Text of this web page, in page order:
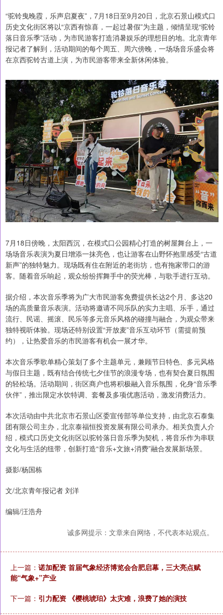
“驼铃曳晚霞，乐声启夏夜”，7月18日至9月20日，北京石景山模式口
历史文化街区将以“京西有惊喜，一起过暑假”为主题，倾情呈现“驼铃
落日音乐季”活动，为市民游客打造消暑娱乐的理想目的地。北京青年
报记者了解到，活动期间的每个周五、周六傍晚，一场场音乐盛会将
在京西驼铃古道上演，为市民游客带来全新休闲体验。
7月18日傍晚，太阳西沉，在模式口公园精心打造的树屋舞台上，一
场场音乐表演为夏日增添一抹亮色，也让游客在山野怀抱里感受“古道
新声”的独特魅力。现场既有住在附近的老街坊，也有拖家带口的游
客。随着音乐响起，观众纷纷挥舞手中的荧光棒，与歌手进行互动。
据介绍，本次音乐季将为广大市民游客免费提供长达2个月、多达20
场的高质量音乐表演。活动将邀请不同乐队的实力主唱、乐手，通过
流行、民谣、摇滚、民乐等多元音乐风格的碰撞与融合，为观众带来
独特视听体验。现场还特别设置“开放麦”音乐互动环节（需提前预
约），让热爱音乐的市民游客有机会一展才华。
本次音乐季歌单精心策划了多个主题单元，兼顾节日特色、多元风格
与假日主题，既有结合传统七夕佳节的浪漫专场，也有契合夏日氛围
的轻松场。活动期间，街区商户也将积极融入音乐氛围，化身“音乐季
伙伴”，推出限定水饮特调、套餐及多项优惠活动，激发消费活力。
本次活动由中共北京市石景山区委宣传部等单位支持，由北京石泰集
团有限公司主办，北京泰福恒投资发展有限公司承办。相关负责人介
绍，模式口历史文化街区以驼铃落日音乐季为契机，将音乐作为串联
文化与生活的纽带，创新打造“音乐+文旅+消费”融合发展新场景。
摄影/杨国栋
文/北京青年报记者 刘洋
编辑/汪浩舟
诚多网提示：文章来自网络，不代表本站观点。
上一篇： 诺加配资 首届气象经济博览会合肥启幕，三大亮点赋
能“气象+”产业
下一篇： 引力配资 《樱桃琥珀》太灾难，浪费了她的演技